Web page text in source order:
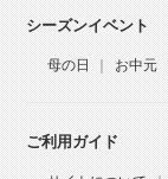
シーズンイベント
母の日 お中元
ご利用ガイド